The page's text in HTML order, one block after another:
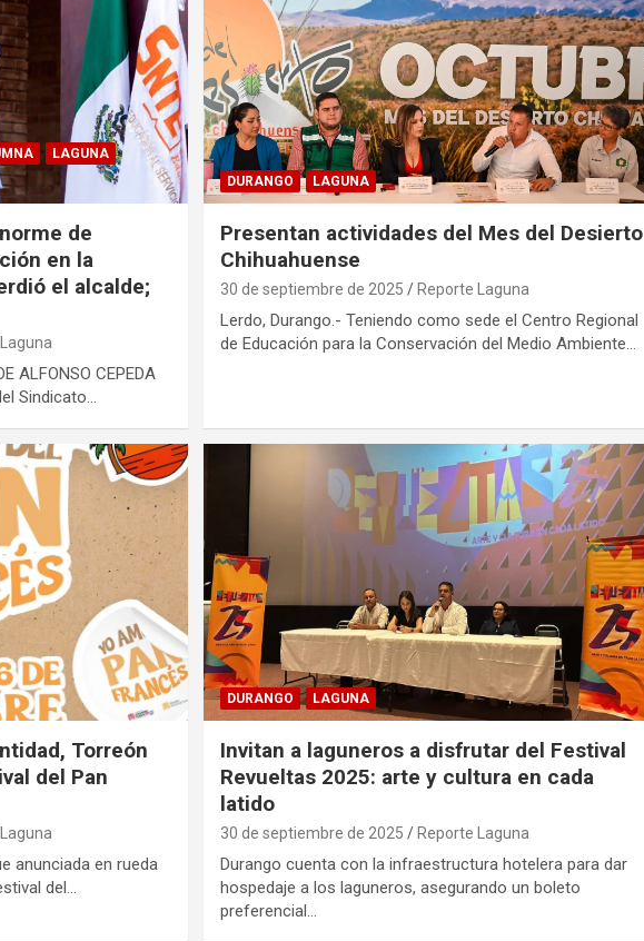
LAGUNA
de
en la
el alcalde;
ALFONSO CEPEDA
Sindicato…
DURANGO LAGUNA
Presentan actividades del Mes del Desierto
Chihuahuense
30 de septiembre de 2025 Reporte Laguna
Lerdo, Durango.- Teniendo como sede el Centro Regional
de Educación para la Conservación del Medio Ambiente…
Torreón
del Pan
anunciada en rueda
del…
DURANGO LAGUNA
Invitan a laguneros a disfrutar del Festival
Revueltas 2025: arte y cultura en cada
latido
30 de septiembre de 2025 Reporte Laguna
Durango cuenta con la infraestructura hotelera para dar
hospedaje a los laguneros, asegurando un boleto
preferencial…